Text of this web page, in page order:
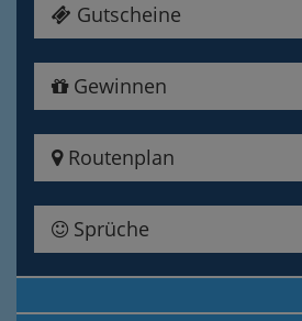
Gutscheine
Gewinnen
Routenplan
Sprüche